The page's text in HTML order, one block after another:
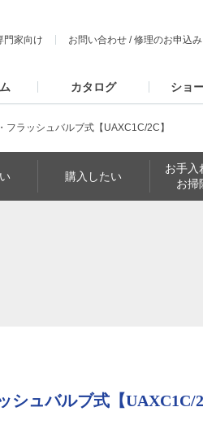
門家向け お問い合わせ /修理のお申込み
カタログ ショ
フラッシュバルブ式【UAXC1C/2C】
購入したい
お手入
お掃
ュバルブ式【UAXC1C/